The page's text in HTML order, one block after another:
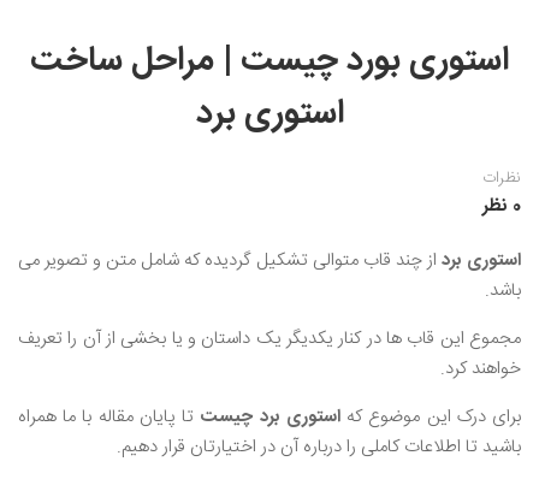
نقاشی تذهیب و گل و مرغ
استوری بورد چیست | مراحل ساخت
استوری برد
نظرات
0 نظر
استوری برد از چند قاب متوالی تشکیل گردیده که شامل متن و تصویر می
‌باشد.
مجموع این قاب ‌ها در کنار یکدیگر یک داستان و یا بخشی از آن را تعریف
خواهند کرد.
برای درک این موضوع کهاستوری برد چیست تا پایان مقاله با ما همراه
باشید تا اطلاعات کاملی را درباره آن در اختیارتان قرار دهیم.